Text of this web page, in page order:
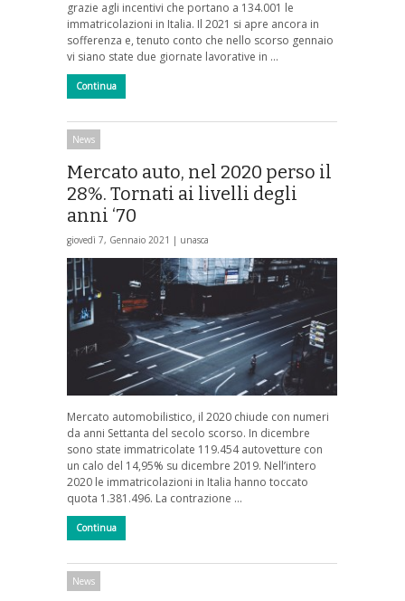
grazie agli incentivi che portano a 134.001 le
immatricolazioni in Italia. Il 2021 si apre ancora in
sofferenza e, tenuto conto che nello scorso gennaio
vi siano state due giornate lavorative in …
Continua
News
Mercato auto, nel 2020 perso il
28%. Tornati ai livelli degli
anni ‘70
giovedì 7, Gennaio 2021 | unasca
Mercato automobilistico, il 2020 chiude con numeri
da anni Settanta del secolo scorso. In dicembre
sono state immatricolate 119.454 autovetture con
un calo del 14,95% su dicembre 2019. Nell’intero
2020 le immatricolazioni in Italia hanno toccato
quota 1.381.496. La contrazione …
Continua
News